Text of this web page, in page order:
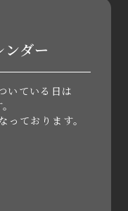
ダー
いている日は
っております。